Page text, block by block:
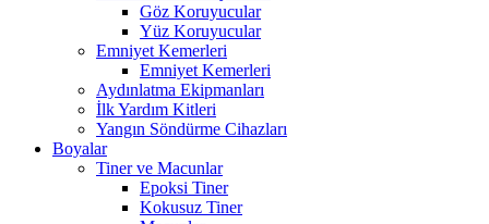
Göz Koruyucular
Yüz Koruyucular
Emniyet Kemerleri
Emniyet Kemerleri
Aydınlatma Ekipmanları
İlk Yardım Kitleri
Yangın Söndürme Cihazları
Boyalar
Tiner ve Macunlar
Epoksi Tiner
Kokusuz Tiner